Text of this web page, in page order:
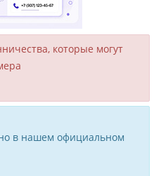
кото­рые могут
в нашем официальном